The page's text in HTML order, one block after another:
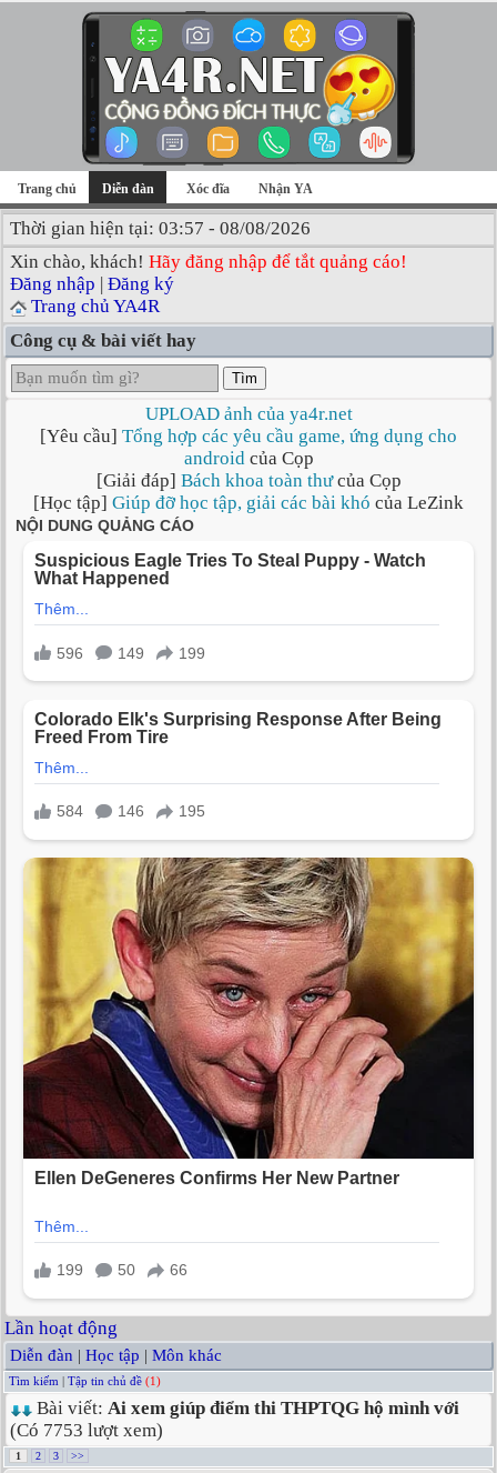
Trang chủ Diễn đàn Xóc đĩa Nhận YA
Thời gian hiện tại: 03:57 - 08/08/2026
Xin chào, khách! Hãy đăng nhập để tắt quảng cáo!
Đăng nhập | Đăng ký
Trang chủ YA4R
Công cụ & bài viết hay
Tìm
UPLOAD ảnh của ya4r.net
[Yêu cầu] Tổng hợp các yêu cầu game, ứng dụng cho
androidcủa Cọp
[Giải đáp] Bách khoa toàn thưcủa Cọp
[Học tập] Giúp đỡ học tập, giải các bài khó của LeZink
Lần hoạt động
Diễn đàn | Học tập | Môn khác
Tìm kiếm | Tập tin chủ đề (1)
Bài viết: Ai xem giúp điểm thi THPTQG hộ mình với
(Có 7753 lượt xem)
1 2 3 >>